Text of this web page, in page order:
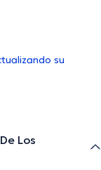
su
Los